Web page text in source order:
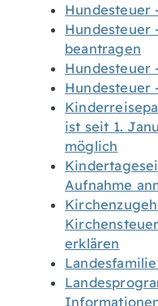
Hundesteuer
Hundesteuer
beantragen
Hundesteuer
Hundesteuer
ist seit 1.
möglich
Aufnahme
erklären